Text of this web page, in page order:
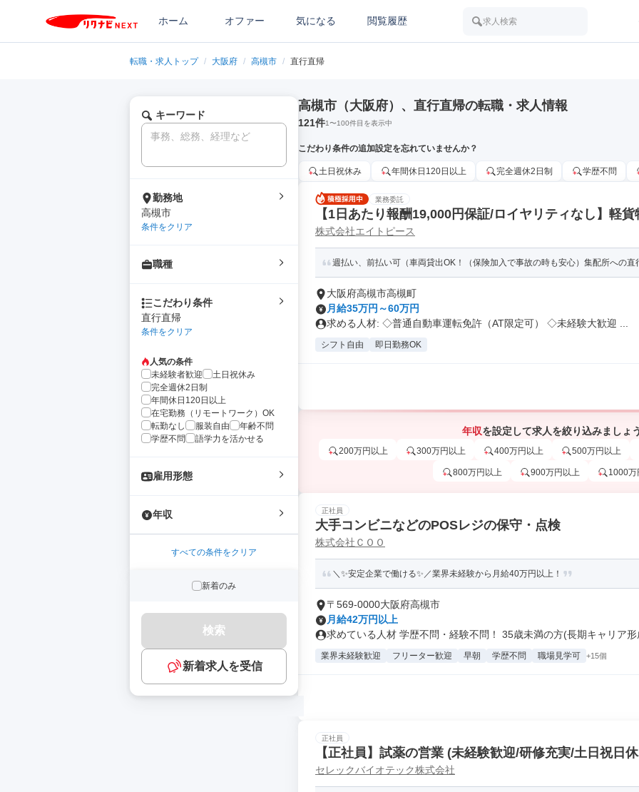
ホーム オファー 気になる 閲覧履歴 求人検索
転職・求人トップ / 大阪府 / 高槻市 / 直行直帰
キーワード
勤務地
高槻市
条件をクリア
職種
こだわり条件
直行直帰
条件をクリア
人気の条件
未経験者歓迎
土日祝休み
完全週休2日制
年間休日120日以上
在宅勤務（リモートワーク）OK
転勤なし
服装自由
年齢不問
学歴不問
語学力を活かせる
雇用形態
年収
すべての条件をクリア
新着のみ
検索
新着求人を受信
高槻市（大阪府）、直行直帰の転職・求人情報
121件1〜100件目を表示中
こだわり条件の追加設定を忘れていませんか？
土日祝休み 年間休日120日以上 完全週休2日制 学歴不問
業務委託
【1日あたり報酬19,000円保証/ロイヤリティなし】軽
株式会社エイトピース
週払い、前払い可（車両貸出OK！（保険加入で事故の時も安心）集配所への直
大阪府高槻市高槻町
月給35万円～60万円
求める人材: ◇普通自動車運転免許（AT限定可） ◇未経験大歓迎 ...
シフト自由 即日勤務OK
年収を設定して求人を絞り込みましょ
200万円以上 300万円以上 400万円以上 500万円以上
800万円以上 900万円以上 1000万
正社員
大手コンビニなどのPOSレジの保守・点検
株式会社ＣＯＯ
＼✨安定企業で働ける✨／業界未経験から月給40万円以上！
〒569-0000大阪府高槻市
月給42万円以上
求めている人材 学歴不問・経験不問！ 35歳未満の方(長期キャリア
業界未経験歓迎 フリーター歓迎 早朝 学歴不問 職場見学可 +15個
正社員
【正社員】試薬の営業 (未経験歓迎/研修充実/土日祝日
セレックバイオテック株式会社